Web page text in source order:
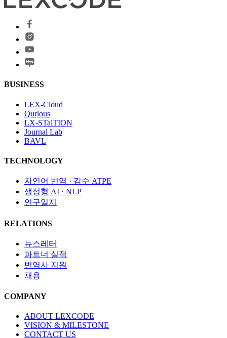
BUSINESS
LEX-Cloud
Qurious
LX-STaiTION
Journal Lab
BAVL
TECHNOLOGY
자연어 번역 · 감수​ ATPE
생성형 AI · NLP
연구일지
RELATIONS
뉴스레터
파트너 실적
번역사 지원
채용
COMPANY
ABOUT LEXCODE
VISION & MILESTONE
CONTACT US